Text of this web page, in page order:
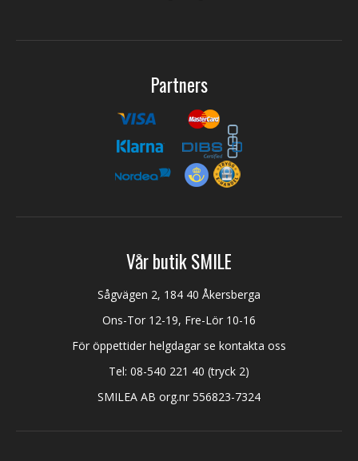
Partners
Vår butik SMILE
Sågvägen 2, 184 40 Åkersberga
Ons-Tor 12-19, Fre-Lör 10-16
För öppettider helgdagar se kontakta oss
Tel: 08-540 221 40 (tryck 2)
SMILEA AB org.nr 556823-7324